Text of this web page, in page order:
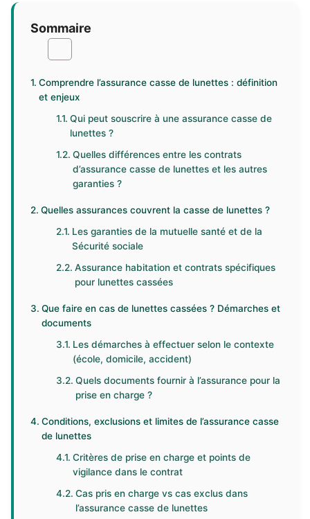
Sommaire
Comprendre l’assurance casse de lunettes : définition
et enjeux
Qui peut souscrire à une assurance casse de
lunettes ?
Quelles différences entre les contrats
d’assurance casse de lunettes et les autres
garanties ?
Quelles assurances couvrent la casse de lunettes ?
Les garanties de la mutuelle santé et de la
Sécurité sociale
Assurance habitation et contrats spécifiques
pour lunettes cassées
Que faire en cas de lunettes cassées ? Démarches et
documents
Les démarches à effectuer selon le contexte
(école, domicile, accident)
Quels documents fournir à l’assurance pour la
prise en charge ?
Conditions, exclusions et limites de l’assurance casse
de lunettes
Critères de prise en charge et points de
vigilance dans le contrat
Cas pris en charge vs cas exclus dans
l’assurance casse de lunettes